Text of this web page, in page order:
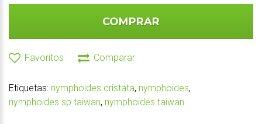
COMPRAR
Favoritos Comparar
Etiquetas: nymphoides cristata, nymphoides,
nymphoides sp taiwan, nymphoides taiwan